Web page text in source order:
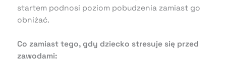
startem podnosi poziom pobudzenia zamiast go
obniżać.
Co zamiast tego, gdy dziecko stresuje się przed
zawodami: